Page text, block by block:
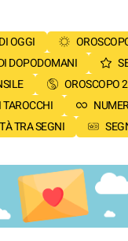
OGGI
DOPODOMANI
OROSCOPO
TAROCCHI
TRA SEGNI